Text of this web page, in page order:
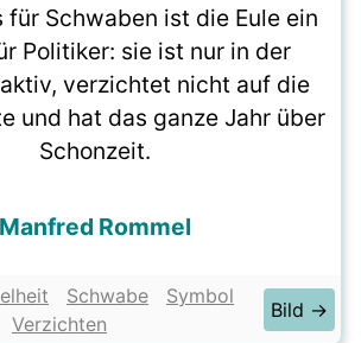
für Schwaben ist die Eule ein
Politiker: sie ist nur in der
verzichtet nicht auf die
und hat das ganze Jahr über
Schonzeit.
Manfred Rommel
Schwabe
Symbol
Verzichten
Bild →